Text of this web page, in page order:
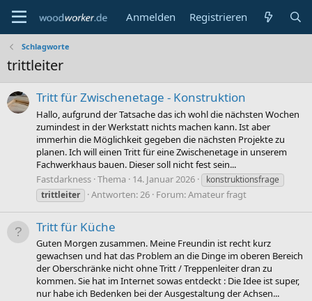
Anmelden Registrieren
Schlagworte
trittleiter
Tritt für Zwischenetage - Konstruktion
Hallo, aufgrund der Tatsache das ich wohl die nächsten Wochen
zumindest in der Werkstatt nichts machen kann. Ist aber
immerhin die Möglichkeit gegeben die nächsten Projekte zu
planen. Ich will einen Tritt für eine Zwischenetage in unserem
Fachwerkhaus bauen. Dieser soll nicht fest sein...
Fastdarkness Thema 14. Januar 2026
konstruktionsfrage
trittleiter
Antworten: 26 Forum:Amateur fragt
Tritt für Küche
Guten Morgen zusammen. Meine Freundin ist recht kurz
gewachsen und hat das Problem an die Dinge im oberen Bereich
der Oberschränke nicht ohne Tritt / Treppenleiter dran zu
kommen. Sie hat im Internet sowas entdeckt : Die Idee ist super,
nur habe ich Bedenken bei der Ausgestaltung der Achsen...